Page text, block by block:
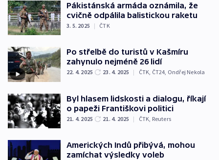
Pákistánská armáda oznámila, že
cvičně odpálila balistickou raketu
3. 5. 2025 | ČTK
Po střelbě do turistů v Kašmíru
zahynulo nejméně 26 lidí
22. 4. 2025 23. 4. 2025 | ČTK, ČT24, Ondřej Nekola
Byl hlasem lidskosti a dialogu, říkají
o papeži Františkovi politici
21. 4. 2025 21. 4. 2025 | ČTK Reuters
Amerických Indů přibývá, mohou
zamíchat výsledky voleb